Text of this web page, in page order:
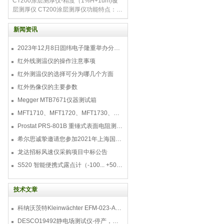
定时模式等。 测量数据可存储、查询和
层测厚仪 CT200涂层测厚仪功能特点： 1.
采用码值稳定的AD测量方法，淘汰频率不
稳的振荡电路法，使F1.5示值误差达到
1%H+1 um，高于目前覆层测厚仪普遍的
新闻资讯
2023年12月8日固纬电子隆重举办分销商答谢会，展示重磅新产品！
红外线测温仪的操作注意事项
红外测温仪的选择可分为哪几个方面
红外热像仪的主要参数
Megger MTB7671仪器测试箱
MFT1710、MFT1720、MFT1730、MFT1735多功能测试仪
Prostat PRS-801B 重锤式表面电阻测量仪
希尔思诚挚邀请您参加2021年上海国际压缩机及设
龙达招标风速仪采购项目中标公告
S520 智能便携式露点计（-100... +50 °C TD）
技术文章
科纳沃茨特Kleinwächter EFM-023-AKC静电测试仪套件-EFM023AKC KIT
DESCO19492静电场测试仪-停产，替代型号770716